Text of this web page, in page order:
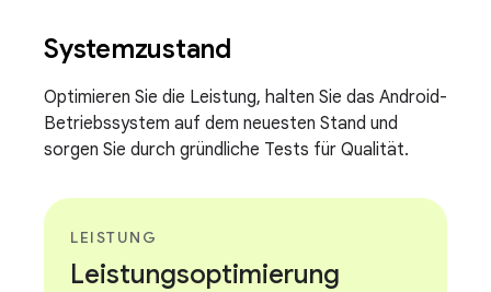
Systemzustand
Optimieren Sie die Leistung, halten Sie das Android-
Betriebssystem auf dem neuesten Stand und
sorgen Sie durch gründliche Tests für Qualität.
LEISTUNG
Leistungsoptimierung